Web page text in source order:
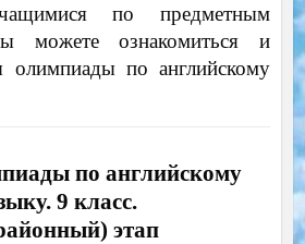
по предметным
можете ознакомиться и
олимпиады по английскому
по английскому
9 класс.
этап